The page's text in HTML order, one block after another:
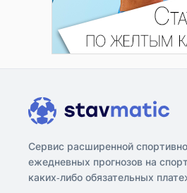
Сервис расширенной
ежедневных прогнозов на
каких-либо обязательных